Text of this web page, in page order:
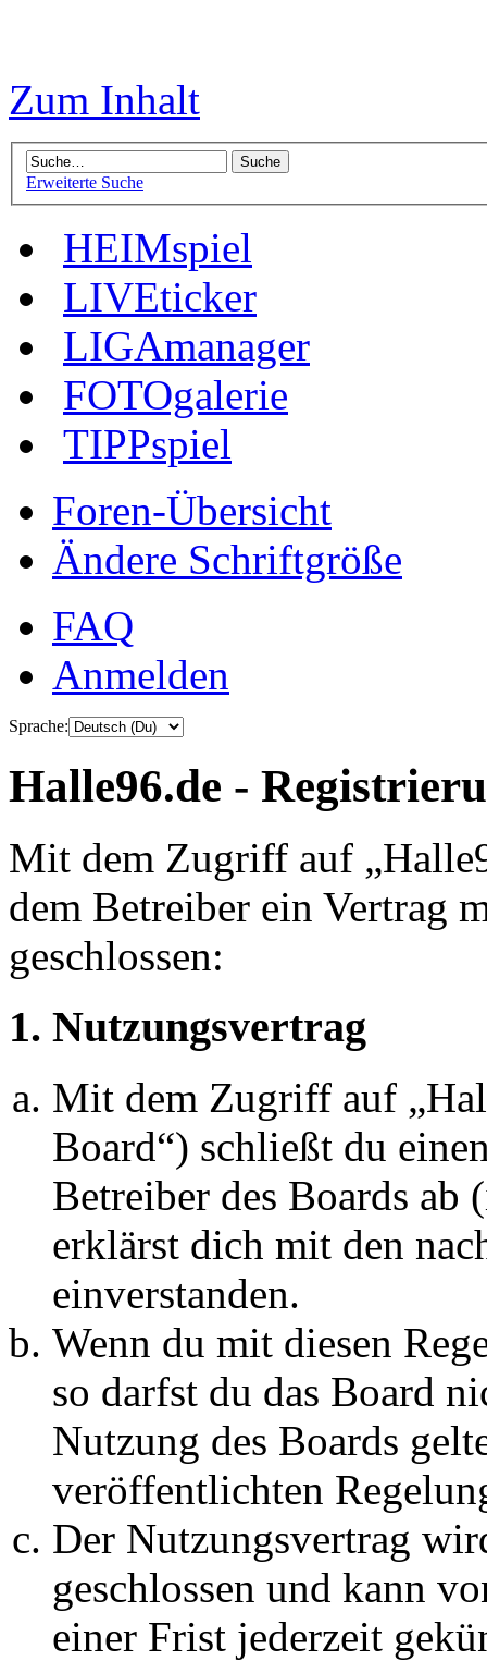
Zum Inhalt
Erweiterte Suche
HEIMspiel
LIVEticker
LIGAmanager
FOTOgalerie
TIPPspiel
Foren-Übersicht
Ändere Schriftgröße
FAQ
Anmelden
Sprache:
Halle96.de -
Mit dem Zugriff auf
dem Betreiber ein Vertrag
geschlossen:
1. Nutzungsvertrag
Mit dem Zugriff auf
Board“) schließt du
Betreiber des Boards ab
erklärst dich mit den
einverstanden.
Wenn du mit diesen
so darfst du das Board
Nutzung des Boards
veröffentlichten
Der Nutzungsvertrag
geschlossen und kann
einer Frist jederzeit